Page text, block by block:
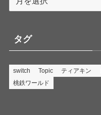
ブ
タグ
switch Topic ティアキン
桃鉄ワールド